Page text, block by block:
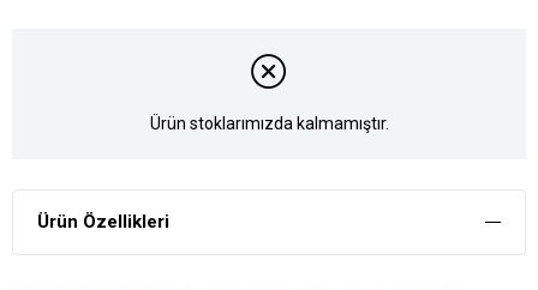
Ürün stoklarımızda kalmamıştır.
Ürün Özellikleri